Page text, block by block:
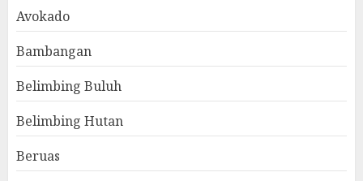
Avokado
Bambangan
Belimbing Buluh
Belimbing Hutan
Beruas